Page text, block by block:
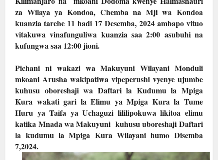
za Wilaya ya Kondoa, Chemba na Mji wa Kondoa
kuanzia tarehe 11 hadi 17 Desemba, 2024 ambapo vituo
vitakuwa vinafunguliwa kuanzia saa 2:00 asubuhi na
kufungwa saa 12:00 jioni.
Pichani ni wakazi wa Makuyuni Wilayani Monduli
mkoani Arusha wakipatiwa vipeperushi vyenye ujumbe
kuhusu oboreshaji wa Daftari la Kudumu la Mpiga
Kura wakati gari la Elimu ya Mpiga Kura la Tume
Huru ya Taifa ya Uchaguzi lililipokuwa likitoa elimu
katika Mnada wa Makuyuni kuhusu uboreshaji Daftari
la kudumu la Mpiga Kura Wilayani humo Disemba
7,2024.